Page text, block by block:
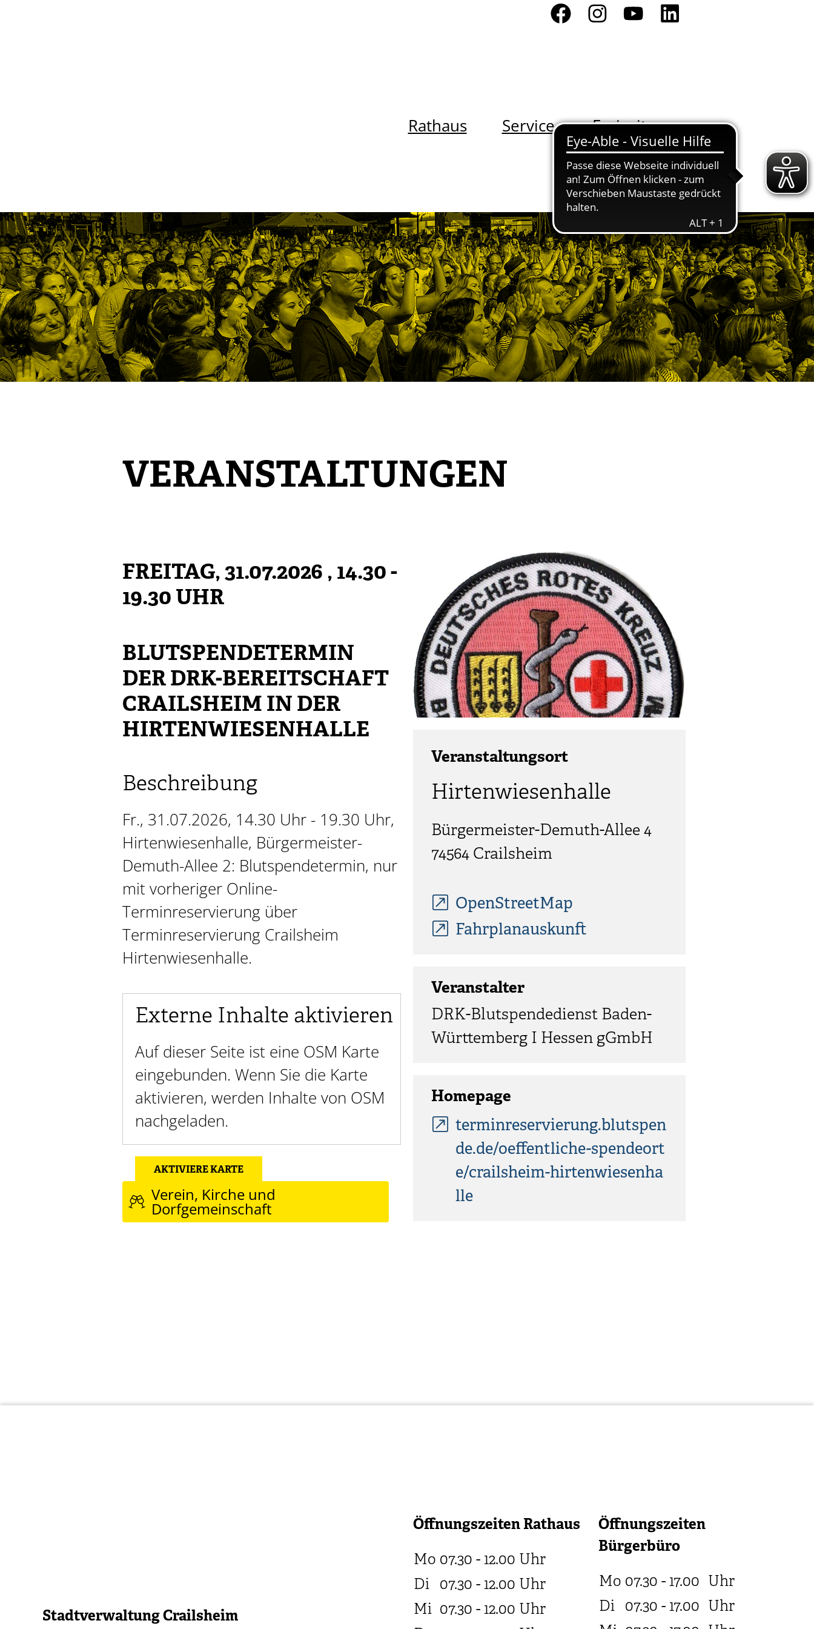
Rathaus Service Freizeit
VERANSTALTUNGEN
FREITAG, 31.07.2026 , 14.30 -
19.30 UHR
BLUTSPENDETERMIN
DER DRK-BEREITSCHAFT
CRAILSHEIM IN DER
HIRTENWIESENHALLE
Beschreibung
Fr., 31.07.2026, 14.30 Uhr - 19.30 Uhr,
Hirtenwiesenhalle, Bürgermeister-
Demuth-Allee 2: Blutspendetermin, nur
mit vorheriger Online-
Terminreservierung über
Terminreservierung Crailsheim
Hirtenwiesenhalle.
Externe Inhalte aktivieren
Auf dieser Seite ist eine OSM Karte
eingebunden. Wenn Sie die Karte
aktivieren, werden Inhalte von OSM
nachgeladen.
AKTIVIERE KARTE
Verein, Kirche und
Dorfgemeinschaft
Veranstaltungsort
Hirtenwiesenhalle
Bürgermeister-Demuth-Allee 4
74564 Crailsheim
OpenStreetMap
Fahrplanauskunft
Veranstalter
DRK-Blutspendedienst Baden-
Württemberg I Hessen gGmbH
Homepage
terminreservierung.blutspen
de.de/oeffentliche-spendeort
e/crailsheim-hirtenwiesenha
lle
Stadtverwaltung Crailsheim
Öffnungszeiten Rathaus
Mo 07.30 - 12.00 Uhr
Di 07.30 - 12.00 Uhr
Mi 07.30 - 12.00 Uhr
Öffnungszeiten
Bürgerbüro
Mo 07.30 - 17.00 Uhr
Di 07.30 - 17.00 Uhr